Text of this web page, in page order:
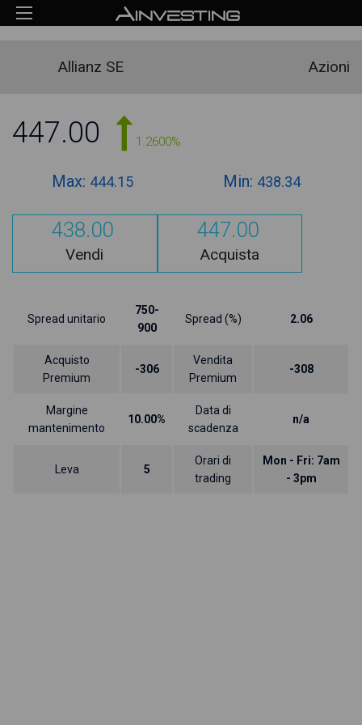
Allianz SE Azioni
447.00 1.2600%
Max: 444.15 Min: 438.34
438.00
Vendi
447.00
Acquista
Spread unitario
750-
900
Spread (%) 2.06
Acquisto
Premium
-306
Vendita
Premium
-308
Margine
mantenimento
10.00%
Data di
scadenza
n/a
Leva 5
Orari di
trading
Mon - Fri: 7am
- 3pm